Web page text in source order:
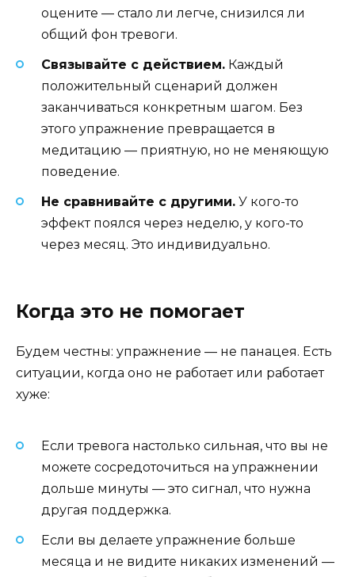
оцените — стало ли легче, снизился ли
общий фон тревоги.
Связывайте с действием. Каждый
положительный сценарий должен
заканчиваться конкретным шагом. Без
этого упражнение превращается в
медитацию — приятную, но не меняющую
поведение.
Не сравнивайте с другими. У кого-то
эффект поялся через неделю, у кого-то
через месяц. Это индивидуально.
Когда это не помогает
Будем честны: упражнение — не панацея. Есть
ситуации, когда оно не работает или работает
хуже:
Если тревога настолько сильная, что вы не
можете сосредоточиться на упражнении
дольше минуты — это сигнал, что нужна
другая поддержка.
Если вы делаете упражнение больше
месяца и не видите никаких изменений —